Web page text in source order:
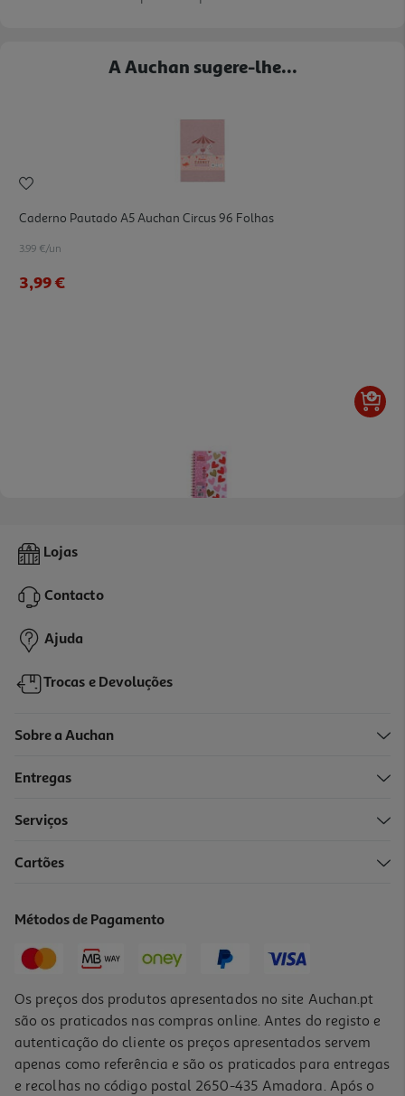
A Auchan sugere-lhe...
Caderno Pautado A5 Auchan Circus 96 Folhas
3.99 €/un
3,99 €
Caderno Espiral A5 Auchan Love 80f
2,49 €
Lojas
Contacto
Ajuda
Trocas e Devoluções
Sobre a Auchan
Entregas
Serviços
Cartões
Métodos de Pagamento
Os preços dos produtos apresentados no site Auchan.pt
são os praticados nas compras online. Antes do registo e
autenticação do cliente os preços apresentados servem
apenas como referência e são os praticados para entregas
e recolhas no código postal 2650-435 Amadora. Após o